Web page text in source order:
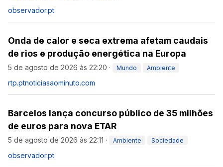
observador.pt
Onda de calor e seca extrema afetam caudais
de rios e produção energética na Europa
5 de agosto de 2026 às 22:20 · Mundo Ambiente
rtp.ptnoticiasaominuto.com
Barcelos lança concurso público de 35 milhões
de euros para nova ETAR
5 de agosto de 2026 às 22:11 · Ambiente Sociedade
observador.pt